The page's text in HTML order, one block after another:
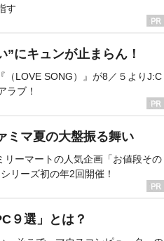
す
にキュンが止まらん！
（LOVE SONG）』が8／５よりJ:C
ラブ！
ミマ夏の大盤振る舞い
ーマートの人気企画「お値段その
リーズ初の年2回開催！
９選」とは？